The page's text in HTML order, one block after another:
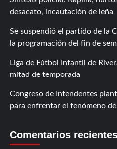
desacato, incautación de leña
Se suspendió el partido de la
la programación del fin de
Liga de Fútbol Infantil de
mitad de temporada
Congreso de Intendentes
para enfrentar el fenómeno
Comentarios recientes